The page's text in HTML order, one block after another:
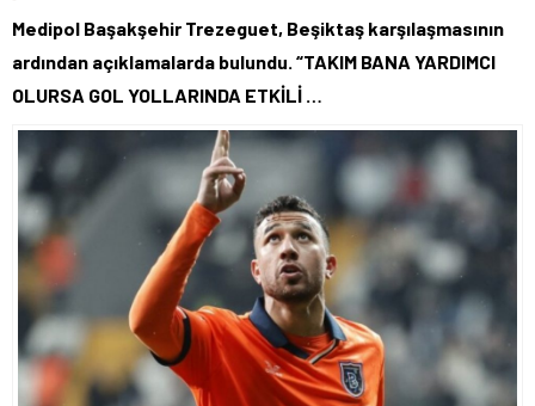
55,1881
Medipol Başakşehir Trezeguet, Beşiktaş karşılaşmasının
ardından açıklamalarda bulundu. “TAKIM BANA YARDIMCI
OLURSA GOL YOLLARINDA ETKİLİ …